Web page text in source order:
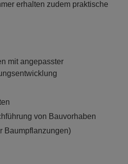
erhalten zudem praktische
mit angepasster
von Bauvorhaben
Baumpflanzungen)